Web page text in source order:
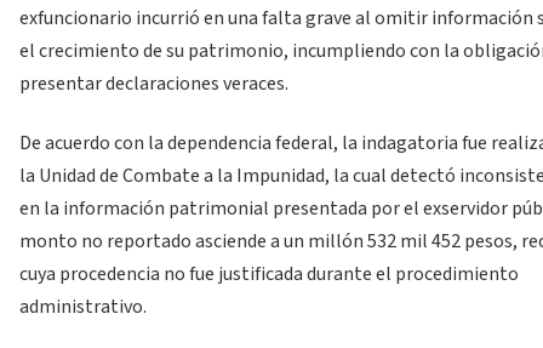
exfuncionario incurrió en una falta grave al omitir información
el crecimiento de su patrimonio, incumpliendo con la
presentar declaraciones veraces.
De acuerdo con la dependencia federal, la indagatoria fue
la Unidad de Combate a la Impunidad, la cual detectó
en la información patrimonial presentada por el exservidor
monto no reportado asciende a un millón 532 mil 452 pesos,
cuya procedencia no fue justificada durante el procedimiento
administrativo.